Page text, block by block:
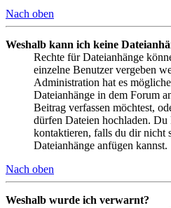
Nach oben
Weshalb kann ich keine
Rechte für Dateianhänge
einzelne Benutzer vergeben
Administration hat es
Dateianhänge in dem Forum
Beitrag verfassen möchtest,
dürfen Dateien hochladen.
kontaktieren, falls du dir nicht
Dateianhänge anfügen kannst.
Nach oben
Weshalb wurde ich verwarnt?